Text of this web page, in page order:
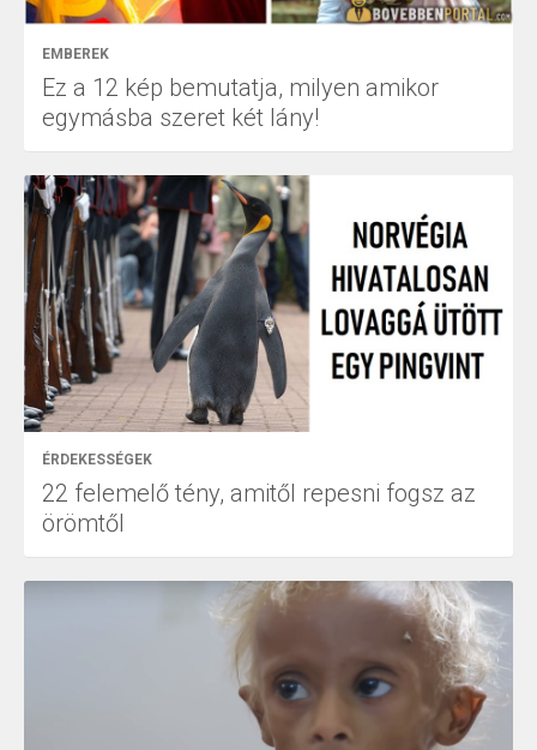
EMBEREK
Ez a 12 kép bemutatja, milyen amikor
egymásba szeret két lány!
ÉRDEKESSÉGEK
22 felemelő tény, amitől repesni fogsz az
örömtől